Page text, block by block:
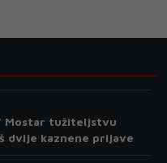
Mostar tužiteljstvu
dvije kaznene prijave